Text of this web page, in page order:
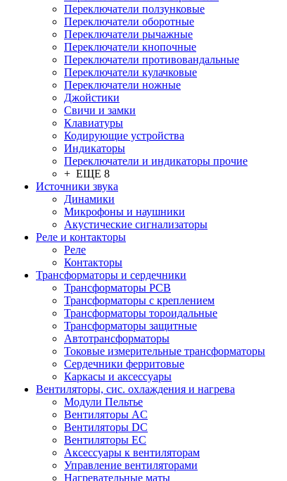
Переключатели ползунковые
Переключатели оборотные
Переключатели рычажные
Переключатели кнопочные
Переключатели противовандальные
Переключатели кулачковые
Переключатели ножные
Джойстики
Свичи и замки
Клавиатуры
Кодирующие устройства
Индикаторы
Переключатели и индикаторы прочие
+ ЕЩЕ 8
Источники звука
Динамики
Микрофоны и наушники
Акустические сигнализаторы
Реле и контакторы
Реле
Контакторы
Трансформаторы и сердечники
Трансформаторы PCB
Трансформаторы с креплением
Трансформаторы тороидальные
Трансформаторы защитные
Автотрансформаторы
Токовые измерительные трансформаторы
Сердечники ферритовые
Каркасы и аксессуары
Вентиляторы, сис. охлаждения и нагрева
Модули Пельтье
Вентиляторы AC
Вентиляторы DC
Вентиляторы EC
Аксессуары к вентиляторам
Управление вентиляторами
Нагревательные маты